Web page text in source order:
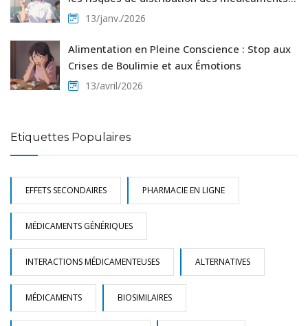
génériques
13/janv./2026
Alimentation en Pleine Conscience : Stop aux
Crises de Boulimie et aux Émotions
13/avril/2026
Etiquettes Populaires
EFFETS SECONDAIRES PHARMACIE EN LIGNE
MÉDICAMENTS GÉNÉRIQUES
INTERACTIONS MÉDICAMENTEUSES ALTERNATIVES
MÉDICAMENTS BIOSIMILAIRES